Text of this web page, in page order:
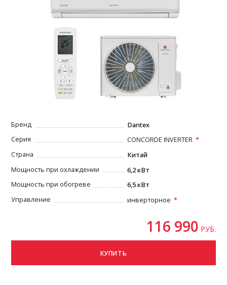
Бренд
Dantex
Серия
CONCORDE INVERTER
Страна
Китай
Мощность при охлаждении
6,2 кВт
Мощность при обогреве
6,5 кВт
Управление
инверторное
116 990 РУБ.
КУПИТЬ